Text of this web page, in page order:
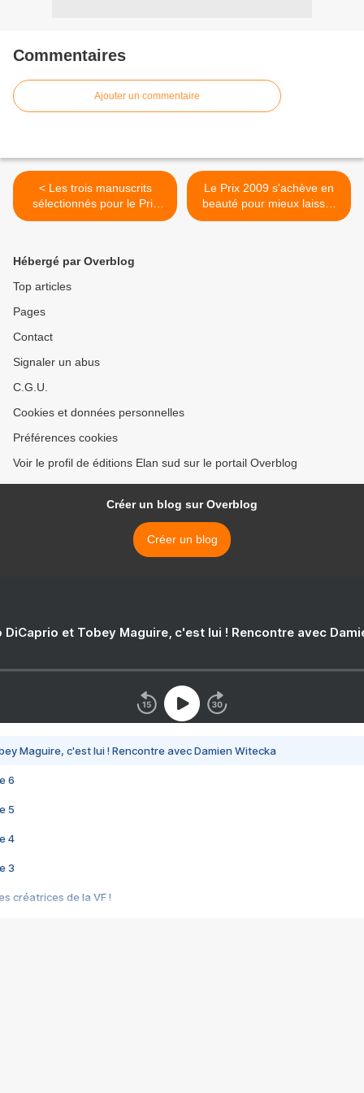
Commentaires
Ajouter un commentaire
< Les trois manuscrits
sélectionnés pour le Prix
Première Chance à
Le Prix 2009 s'achève en
beauté pour mieux laisser
la place au Prix 2010 >
Hébergé par Overblog
Top articles
Pages
Contact
Signaler un abus
C.G.U.
Cookies et données personnelles
Préférences cookies
Voir le profil de éditions Elan sud sur le portail Overblog
Créer un blog sur Overblog
Créer un blog
DiCaprio et Tobey Maguire, c'est lui ! Rencontre avec
Maguire, c'est lui ! Rencontre avec Damien Witecka
6
5
4
3
créatrices de la VF !